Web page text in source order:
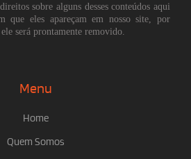
sobre alguns desses conteúdos aqui
que eles apareçam em nosso site, por
será prontamente removido.
Menu
Home
Quem Somos